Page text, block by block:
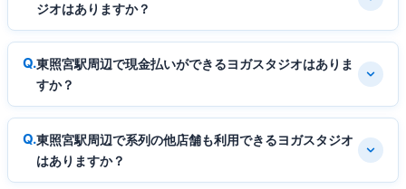
ジオはありますか？
東照宮駅周辺で現金払いができるヨガスタジオはありま
すか？
東照宮駅周辺で系列の他店舗も利用できるヨガスタジオ
はありますか？